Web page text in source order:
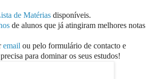
de Matérias disponíveis.
de alunos que já atingiram melhores notas
email ou pelo formulário de contacto e
para dominar os seus estudos!